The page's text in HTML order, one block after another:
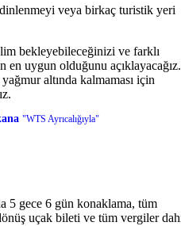
veya birkaç turistik yeri
bekleyebileceğinizi ve farklı
en uygun olduğunu açıklayacağız.
altında kalmaması için
"WTS Ayrıcalığıyla"
5 gece 6 gün konaklama, tüm
uçak bileti ve tüm vergiler